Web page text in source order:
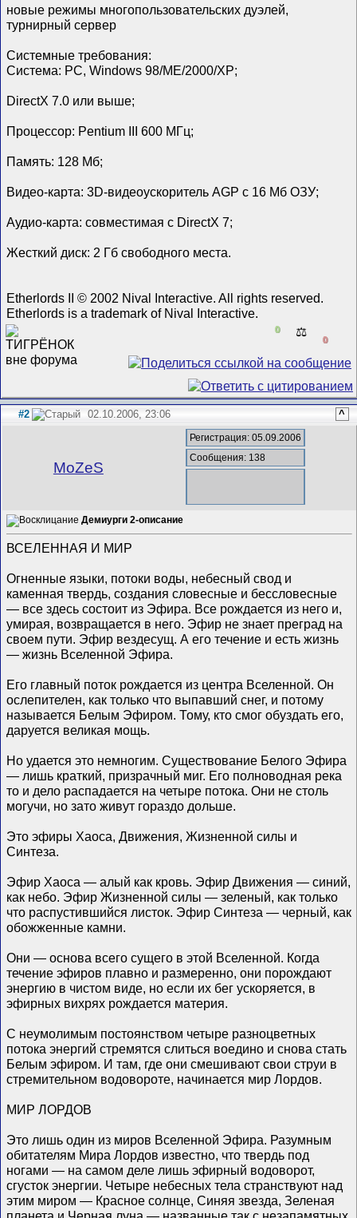
новые режимы многопользовательских дуэлей,
турнирный сервер
Системные требования:
Система: PC, Windows 98/ME/2000/XP;
DirectX 7.0 или выше;
Процессор: Pentium III 600 МГц;
Память: 128 Мб;
Видео-карта: 3D-видеоускоритель AGP с 16 Мб ОЗУ;
Аудио-карта: совместимая с DirectX 7;
Жесткий диск: 2 Гб свободного места.
Etherlords II © 2002 Nival Interactive. All rights reserved.
Etherlords is a trademark of Nival Interactive.
0 ⚖️
0
#2 02.10.2006, 23:06 ^
MoZeS
Регистрация: 05.09.2006
Сообщения: 138
Демиурги 2-описание
ВСЕЛЕННАЯ И МИР
Огненные языки, потоки воды, небесный свод и
каменная твердь, создания словесные и бессловесные
— все здесь состоит из Эфира. Все рождается из него и,
умирая, возвращается в него. Эфир не знает преград на
своем пути. Эфир вездесущ. А его течение и есть жизнь
— жизнь Вселенной Эфира.
Его главный поток рождается из центра Вселенной. Он
ослепителен, как только что выпавший снег, и потому
называется Белым Эфиром. Тому, кто смог обуздать его,
даруется великая мощь.
Но удается это немногим. Существование Белого Эфира
— лишь краткий, призрачный миг. Его полноводная река
то и дело распадается на четыре потока. Они не столь
могучи, но зато живут гораздо дольше.
Это эфиры Хаоса, Движения, Жизненной силы и
Синтеза.
Эфир Хаоса — алый как кровь. Эфир Движения — синий,
как небо. Эфир Жизненной силы — зеленый, как только
что распустившийся листок. Эфир Синтеза — черный, как
обожженные камни.
Они — основа всего сущего в этой Вселенной. Когда
течение эфиров плавно и размеренно, они порождают
энергию в чистом виде, но если их бег ускоряется, в
эфирных вихрях рождается материя.
С неумолимым постоянством четыре разноцветных
потока энергий стремятся слиться воедино и снова стать
Белым эфиром. И там, где они смешивают свои струи в
стремительном водовороте, начинается мир Лордов.
МИР ЛОРДОВ
Это лишь один из миров Вселенной Эфира. Разумным
обитателям Мира Лордов известно, что твердь под
ногами — на самом деле лишь эфирный водоворот,
сгусток энергии. Четыре небесных тела странствуют над
этим миром — Красное солнце, Синяя звезда, Зеленая